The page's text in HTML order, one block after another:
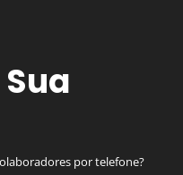
por telefone?